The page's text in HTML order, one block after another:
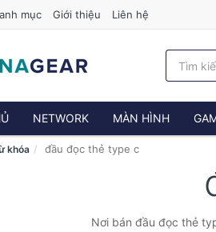
mục Giới thiệu Liên hệ
NETWORK MÀN HÌNH
khóa đầu đọc thẻ type c
Nơi bán đầu đọc thẻ